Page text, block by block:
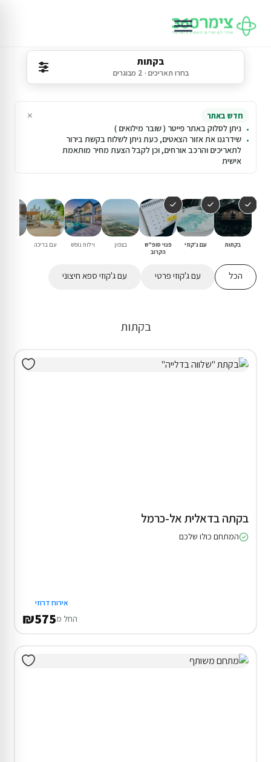
בקתות
בחרו תאריכים · 2 מבוגרים
חדש באתר
ניתן לסלוק באתר פייטר ( שובר מילואים )
שידרגנו את אזור הצאטים, כעת ניתן לשלוח בקשת בירור
לתאריכים והרכב אורחים, וכן לקבל הצעת מחיר מותאמת
אישית
×
בקתות עם ג'קוזי
פנוי סופ"ש
הקרוב
בצפון וילות נופש עם בריכה
הכל עם ג'קוזי פרטי עם ג'קוזי ספא חיצוני
בקתות
בקתה בדאלית אל-כרמל
המתחם כולו שלכם
אירוח דרוזי
החל מ₪575